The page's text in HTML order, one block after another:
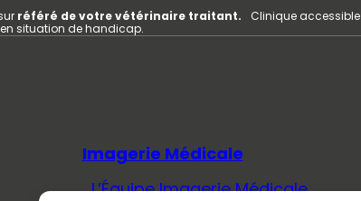
référé de votre vétérinaire traitant. Clinique accessible
situation de handicap.
Imagerie Médicale
L’Équipe Imagerie Médicale